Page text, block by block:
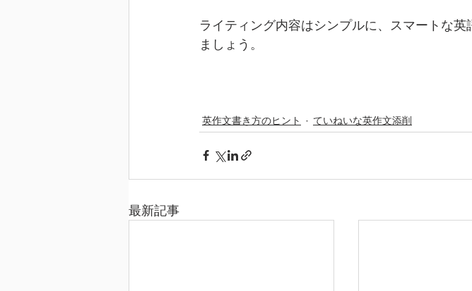
ライティング内容はシンプルに、スマートな
ましょう。
英作文書き方のヒント ていねいな英作文添削
最新記事